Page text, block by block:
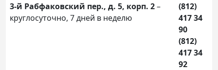
3-й Рабфаковский пер., д. 5, корп. 2–
круглосуточно, 7 дней в неделю
(812)
417 34
90
(812)
417 34
92